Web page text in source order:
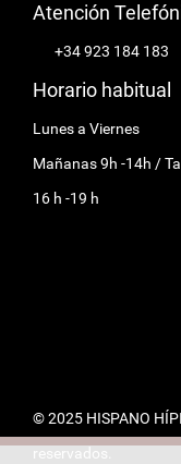
Atención
+34 923 184 183
Horario habitual
Lunes a Viernes
Mañanas 9h -14h /
16 h -19 h
© 2025 HISPANO
reservados.